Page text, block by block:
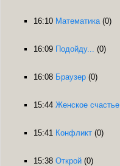
16:10 Математика (0)
16:09 Подойду... (0)
16:08 Браузер (0)
15:44 Женское счастье
15:41 Конфликт (0)
15:38 Открой (0)